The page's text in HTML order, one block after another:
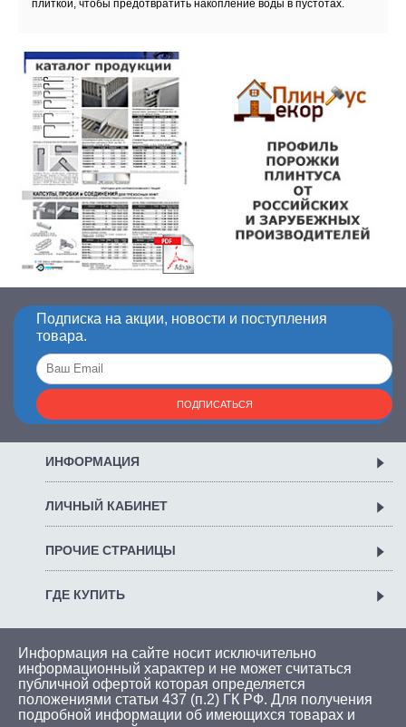
плиткой, чтобы предотвратить накопление воды в пустотах.
Подписка на акции, новости и поступления
товара.
ПОДПИСАТЬСЯ
ИНФОРМАЦИЯ
ЛИЧНЫЙ КАБИНЕТ
ПРОЧИЕ СТРАНИЦЫ
ГДЕ КУПИТЬ
Информация на сайте носит исключительно
информационный характер и не может считаться
публичной офертой которая определяется
положениями статьи 437 (п.2) ГК РФ. Для получения
подробной информации об имеющихся товарах и